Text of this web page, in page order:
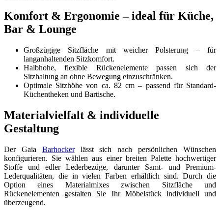
Komfort & Ergonomie – ideal für Küche,
Bar & Lounge
Großzügige Sitzfläche mit weicher Polsterung – für
langanhaltenden Sitzkomfort.
Halbhohe, flexible Rückenelemente passen sich der
Sitzhaltung an ohne Bewegung einzuschränken.
Optimale Sitzhöhe von ca. 82 cm – passend für Standard-
Küchentheken und Bartische.
Materialvielfalt & individuelle
Gestaltung
Der Gaia Barhockerlässt sich nach persönlichen Wünschen
konfigurieren. Sie wählen aus einer breiten Palette hochwertiger
Stoffe und edler Lederbezüge, darunter Samt- und Premium-
Lederqualitäten, die in vielen Farben erhältlich sind. Durch die
Option eines Materialmixes zwischen Sitzfläche und
Rückenelementen gestalten Sie Ihr Möbelstück individuell und
überzeugend.